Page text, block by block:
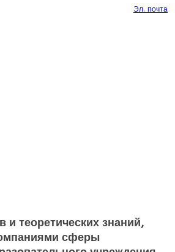
Эл. почта
и теоретических знаний,
сферы